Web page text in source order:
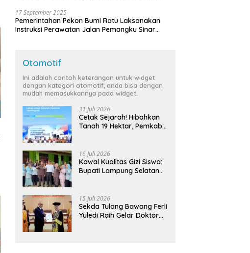
17 September 2025
Pemerintahan Pekon Bumi Ratu Laksanakan
Instruksi Perawatan Jalan Pemangku Sinar
Otomotif
Ini adalah contoh keterangan untuk widget
dengan kategori otomotif, anda bisa dengan
mudah memasukkannya pada widget.
31 Juli 2026
Cetak Sejarah! Hibahkan
Tanah 19 Hektar, Pemkab
Terintegrasi Pertama di
Lampung
16 Juli 2026
Kawal Kualitas Gizi Siswa:
Bupati Lampung Selatan
Bergizi Gratis di Natar
15 Juli 2026
Sekda Tulang Bawang Ferli
Yuledi Raih Gelar Doktor